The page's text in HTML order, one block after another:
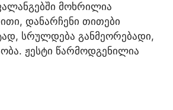
მოხრილია
დანარჩენი თითები
სრულდება განმეორებადი,
ჟესტი წარმოდგენილია